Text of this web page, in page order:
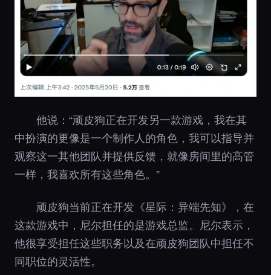
他说：“顽皮狗正在开发另一款游戏，我在其
中扮演的更像是一个制作人的角色，我可以指导并
观察这一其他团队并提供反馈，就像房间里的高管
一样，我喜欢所有这些角色。”
顽皮狗当前正在开发《星际：异端先知》，在
这款游戏中，尼尔担任的是游戏总监。尼尔表示，
他很享受担任这些职务以及在顽皮狗团队中担任不
同职位的灵活性。